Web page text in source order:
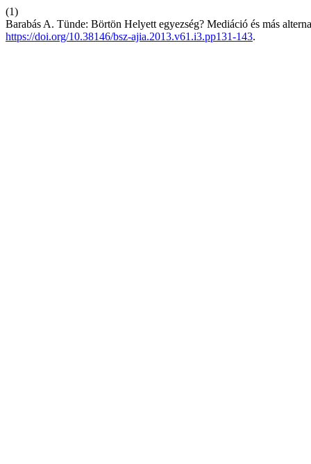
(1)
Barabás A. Tünde: Börtön Helyett egyezség? Mediáció és más
https://doi.org/10.38146/bsz-ajia.2013.v61.i3.pp131-143.